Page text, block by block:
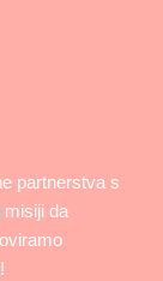
partnerstva s
da